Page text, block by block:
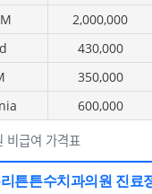
비급여 가격표
2,000,000
430,000
350,000
600,000
튼튼수치과의원 진료